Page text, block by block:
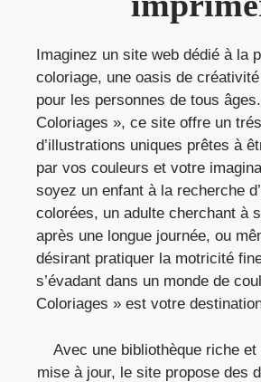
Imaginez un site web dédié à la
coloriage, une oasis de
pour les personnes de tous
Coloriages », ce site offre un
d’illustrations uniques prêtes à
par vos couleurs et votre
soyez un enfant à la recherche
colorées, un adulte cherchant à
après une longue journée, ou
désirant pratiquer la motricité
s’évadant dans un monde de
Coloriages » est votre
Avec une bibliothèque riche
mise à jour, le site propose des